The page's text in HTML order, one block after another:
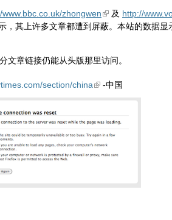
www.bbc.co.uk/zhongwen 及 http://
，其上许多文章都遭到屏蔽。本站的数据
文章链接仍能从头版那里访问。
section/china -中国